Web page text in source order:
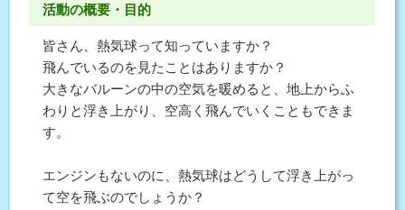
活動の概要・目的
皆さん、熱気球って知っていますか？
飛んでいるのを見たことはありますか？
大きなバルーンの中の空気を暖めると、地上からふ
わりと浮き上がり、空高く飛んでいくこともできま
す。
エンジンもないのに、熱気球はどうして浮き上がっ
て空を飛ぶのでしょうか？